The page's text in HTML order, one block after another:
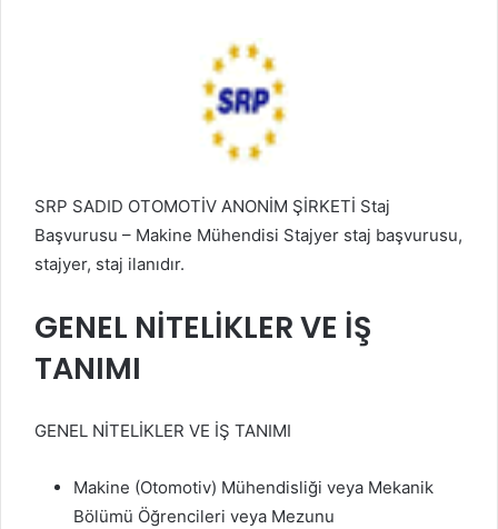
SRP SADID OTOMOTİV ANONİM ŞİRKETİ Staj
Başvurusu – Makine Mühendisi Stajyer staj başvurusu,
stajyer, staj ilanıdır.
GENEL NİTELİKLER VE İŞ
TANIMI
GENEL NİTELİKLER VE İŞ TANIMI
Makine (Otomotiv) Mühendisliği veya Mekanik
Bölümü Öğrencileri veya Mezunu